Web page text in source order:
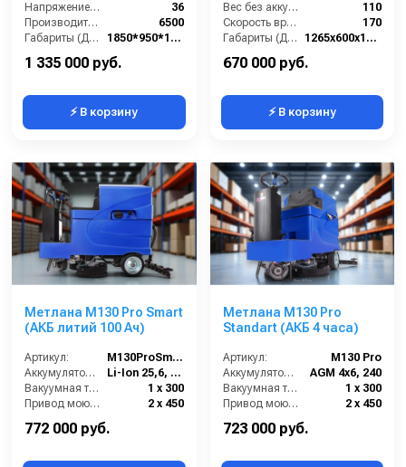
Напряжение (В):
36
Производительность по площади (м2/ч):
6500
Габариты (ДхШхВ):
1850*950*1510
1 335 000 руб.
⚡ В корзину
Вес без аккумуляторов (кг):
110
Скорость вращения щётки (об/мин):
170
Габариты (ДхШхВ):
1265х600х1030
670 000 руб.
⚡ В корзину
Метлана М130 Pro Smart
(АКБ литий 100 Ач)
Артикул:
М130ProSmart
Аккумулятор АКБ (В/А·ч):
Li-Ion 25,6, 100
Вакуумная турбина (Вт):
1 х 300
Привод моющих щеток (Вт):
2 х 450
772 000 руб.
Метлана М130 Pro
Standart (АКБ 4 часа)
Артикул:
М130 Pro
Аккумулятор АКБ (В/А·ч):
AGM 4х6, 240
Вакуумная турбина (Вт):
1 х 300
Привод моющих щеток (Вт):
2 х 450
723 000 руб.